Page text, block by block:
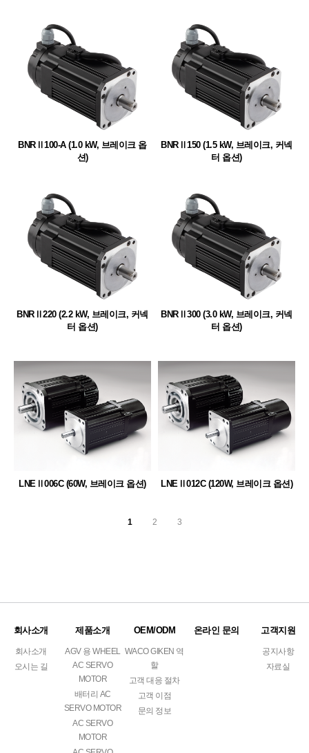
BNRⅡ100-A (1.0 kW, 브레이크 옵
션)
BNRⅡ150 (1.5 kW, 브레이크, 커넥
터 옵션)
BNRⅡ220 (2.2 kW, 브레이크, 커넥
터 옵션)
BNRⅡ300 (3.0 kW, 브레이크, 커넥
터 옵션)
LNEⅡ006C (60W, 브레이크 옵션) LNEⅡ012C (120W, 브레이크 옵션)
1 2 3
회사소개
회사소개
오시는 길
제품소개
AGV 용 WHEEL
AC SERVO
MOTOR
배터리 AC
SERVO MOTOR
AC SERVO
MOTOR
OEM/ODM
WACO GIKEN 역
할
고객 대응 절차
고객 이점
문의 정보
온라인 문의 고객지원
공지사항
자료실